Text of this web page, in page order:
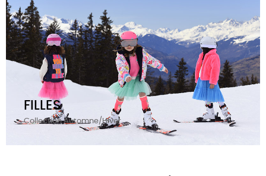
FILLES
Collection Automne/Hiver